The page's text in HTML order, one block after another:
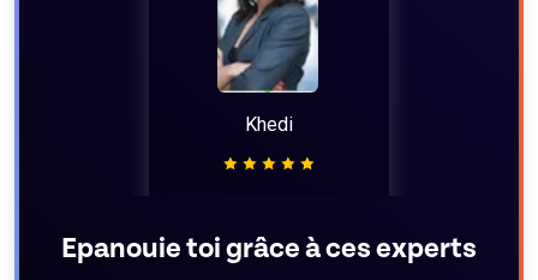
Epanouie toi grâce à ces experts
Khedi